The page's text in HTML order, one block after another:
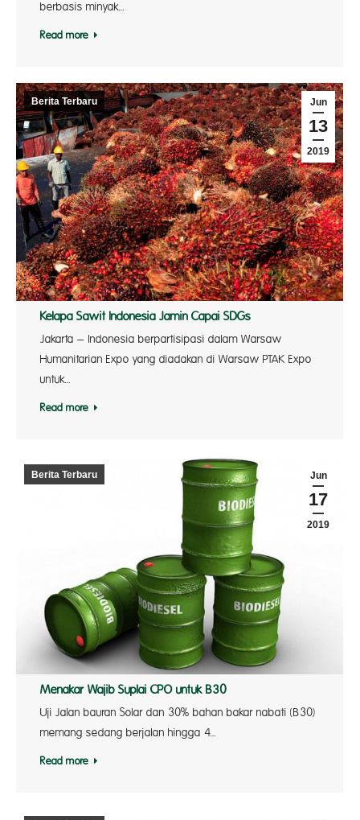
berbasis minyak…
Read more
Jun
13
2019
Berita Terbaru
Kelapa Sawit Indonesia Jamin Capai SDGs
Jakarta – Indonesia berpartisipasi dalam Warsaw
Humanitarian Expo yang diadakan di Warsaw PTAK Expo
untuk…
Read more
Jun
17
2019
Berita Terbaru
Menakar Wajib Suplai CPO untuk B30
Uji Jalan bauran Solar dan 30% bahan bakar nabati (B30)
memang sedang berjalan hingga 4…
Read more